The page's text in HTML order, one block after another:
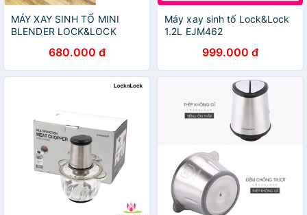
MÁY XAY SINH TỐ MINI
BLENDER LOCK&LOCK
680.000 đ
Máy xay sinh tố Lock&Lock
1.2L EJM462
999.000 đ